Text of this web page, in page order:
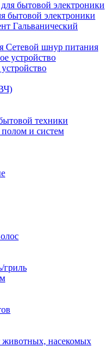
бытовой электроники
Гальванический
Сетевой шнур питания
техники
полом и систем
гриль